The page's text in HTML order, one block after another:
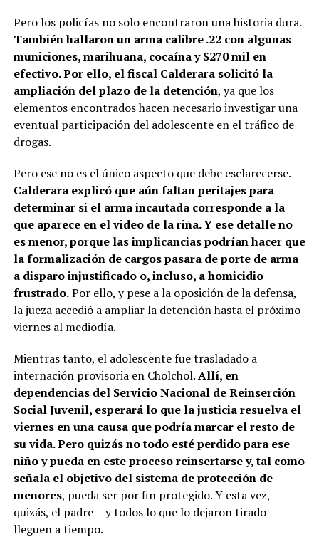
Pero los policías no solo encontraron una historia dura.
También hallaron un arma calibre .22 con algunas
municiones, marihuana, cocaína y $270 mil en
efectivo. Por ello, el fiscal Calderara solicitó la
ampliación del plazo de la detención, ya que los
elementos encontrados hacen necesario investigar una
eventual participación del adolescente en el tráfico de
drogas.
Pero ese no es el único aspecto que debe esclarecerse.
Calderara explicó que aún faltan peritajes para
determinar si el arma incautada corresponde a la
que aparece en el video de la riña. Y ese detalle no
es menor, porque las implicancias podrían hacer que
la formalización de cargos pasara de porte de arma
a disparo injustificado o, incluso, a homicidio
frustrado.Por ello, y pese a la oposición de la defensa,
la jueza accedió a ampliar la detención hasta el próximo
viernes al mediodía.
Mientras tanto, el adolescente fue trasladado a
internación provisoria en Cholchol.Allí, en
dependencias del Servicio Nacional de Reinserción
Social Juvenil, esperará lo que la justicia resuelva el
viernes en una causa que podría marcar el resto de
su vida. Pero quizás no todo esté perdido para ese
niño y pueda en este proceso reinsertarse y, tal como
señala el objetivo del sistema de protección de
menores, pueda ser por fin protegido. Y esta vez,
quizás, el padre —y todos lo que lo dejaron tirado—
lleguen a tiempo.